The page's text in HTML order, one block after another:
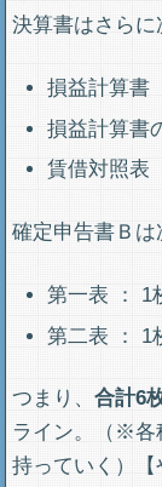
決算書はさらに
損益計算書
損益計算書
賃借対照表
確定申告書Ｂは
第一表 ： 1
第二表 ： 1
つまり、合計6
ライン。（※各
持っていく）